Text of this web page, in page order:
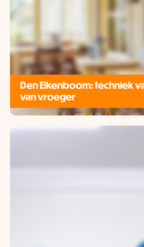
Den Eikenboom: techniek
van vroeger